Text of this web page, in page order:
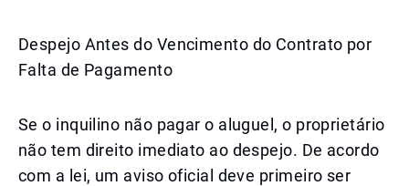
Despejo Antes do Vencimento do Contrato por
Falta de Pagamento
Se o inquilino não pagar o aluguel, o proprietário
não tem direito imediato ao despejo. De acordo
com a lei, um aviso oficial deve primeiro ser